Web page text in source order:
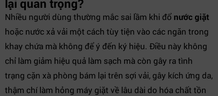
lại quan trọng?
Nhiều người dùng thường mắc sai lầm khi đổ nước giặt
hoặc nước xả vải một cách tùy tiện vào các ngăn trong
khay chứa mà không để ý đến ký hiệu. Điều này không
chỉ làm giảm hiệu quả làm sạch mà còn gây ra tình
trạng cặn xà phòng bám lại trên sợi vải, gây kích ứng da,
thậm chí làm hỏng máy giặt về lâu dài do hóa chất tồn